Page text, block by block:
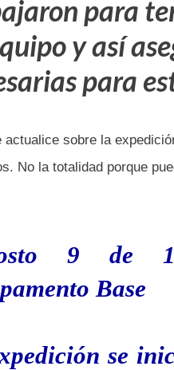
para
y así
para
actualice sobre la
No la totalidad porque
9 de
Base
se